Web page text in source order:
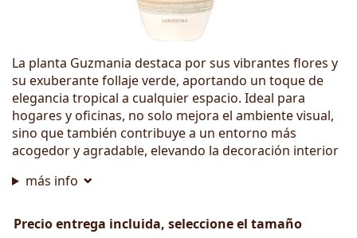
La planta Guzmania destaca por sus vibrantes flores y
su exuberante follaje verde, aportando un toque de
elegancia tropical a cualquier espacio. Ideal para
hogares y oficinas, no solo mejora el ambiente visual,
sino que también contribuye a un entorno más
acogedor y agradable, elevando la decoración interior
más info
Precio entrega incluida, seleccione el tamaño